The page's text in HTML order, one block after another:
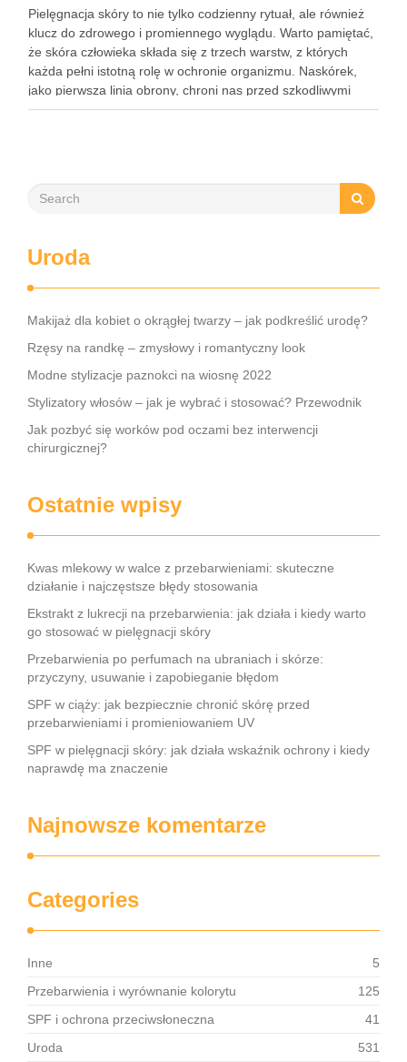
Pielęgnacja skóry to nie tylko codzienny rytuał, ale również
klucz do zdrowego i promiennego wyglądu. Warto pamiętać,
że skóra człowieka składa się z trzech warstw, z których
każda pełni istotną rolę w ochronie organizmu. Naskórek,
jako pierwsza linia obrony, chroni nas przed szkodliwymi
czynnikami zewnętrznymi, a nawilżająca skóra właściwa,
Uroda
Makijaż dla kobiet o okrągłej twarzy – jak podkreślić urodę?
Rzęsy na randkę – zmysłowy i romantyczny look
Modne stylizacje paznokci na wiosnę 2022
Stylizatory włosów – jak je wybrać i stosować? Przewodnik
Jak pozbyć się worków pod oczami bez interwencji
chirurgicznej?
Ostatnie wpisy
Kwas mlekowy w walce z przebarwieniami: skuteczne
działanie i najczęstsze błędy stosowania
Ekstrakt z lukrecji na przebarwienia: jak działa i kiedy warto
go stosować w pielęgnacji skóry
Przebarwienia po perfumach na ubraniach i skórze:
przyczyny, usuwanie i zapobieganie błędom
SPF w ciąży: jak bezpiecznie chronić skórę przed
przebarwieniami i promieniowaniem UV
SPF w pielęgnacji skóry: jak działa wskaźnik ochrony i kiedy
naprawdę ma znaczenie
Najnowsze komentarze
Categories
Inne
5
Przebarwienia i wyrównanie kolorytu
125
SPF i ochrona przeciwsłoneczna
41
Uroda
531